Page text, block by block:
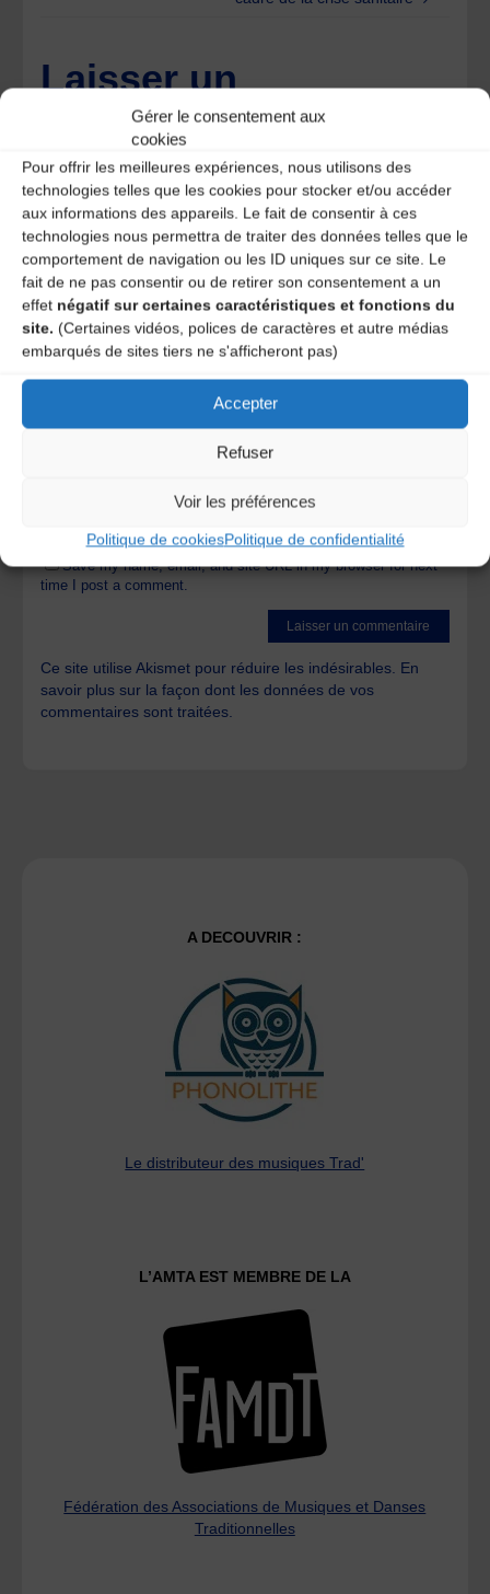
Gérer le consentement aux
cookies
Pour offrir les meilleures expériences, nous utilisons des
technologies telles que les cookies pour stocker et/ou accéder
aux informations des appareils. Le fait de consentir à ces
technologies nous permettra de traiter des données telles que le
comportement de navigation ou les ID uniques sur ce site. Le
fait de ne pas consentir ou de retirer son consentement a un
effet négatif sur certaines caractéristiques et fonctions du
site. (Certaines vidéos, polices de caractères et autre médias
embarqués de sites tiers ne s'afficheront pas)
Accepter
Refuser
Voir les préférences
Politique de cookiesPolitique de confidentialité
Laisser un
commentaire
Votre adresse e-mail ne sera pas publiée. Les champs
obligatoires sont indiqués avec*
Save my name, email, and site URL in my browser for next
time I post a comment.
Ce site utilise Akismet pour réduire les indésirables. En
savoir plus sur la façon dont les données de vos
commentaires sont traitées
A DECOUVRIR :
Le distributeur des musiques Trad'
L’AMTA EST MEMBRE DE LA
Fédération des Associations de Musiques et Danses
Traditionnelles